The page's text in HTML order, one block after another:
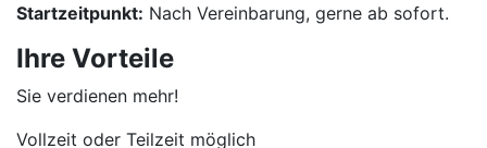
Startzeitpunkt: Nach Vereinbarung, gerne ab sofort.
Ihre Vorteile
Sie verdienen mehr!
Vollzeit oder Teilzeit möglich